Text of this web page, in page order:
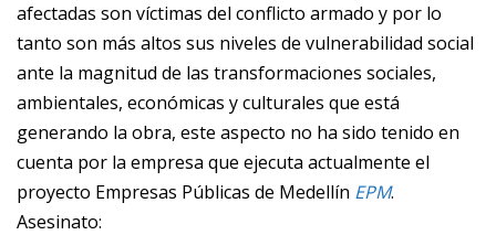
afectadas son víctimas del conflicto armado y por lo
tanto son más altos sus niveles de vulnerabilidad social
ante la magnitud de las transformaciones sociales,
ambientales, económicas y culturales que está
generando la obra, este aspecto no ha sido tenido en
cuenta por la empresa que ejecuta actualmente el
proyecto Empresas Públicas de Medellín EPM.
Asesinato: